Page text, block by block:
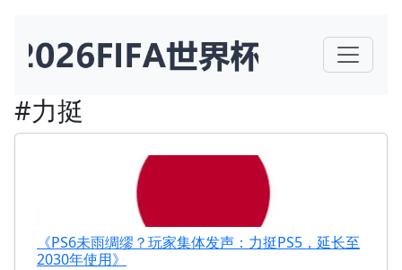
#力挺
《PS6未雨绸缪？玩家集体发声：力挺PS5，延长至
2030年使用》